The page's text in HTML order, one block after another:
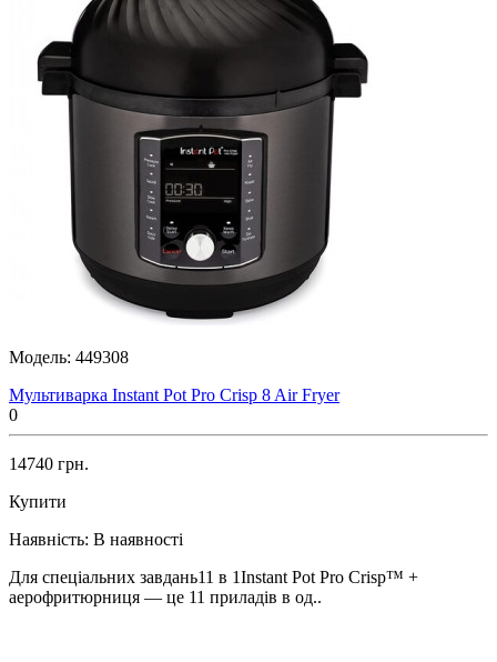
Модель: 449308
Мультиварка Instant Pot Pro Crisp 8 Air Fryer
0
14740 грн.
Купити
Наявність: В наявності
Для спеціальних завдань11 в 1Instant Pot Pro Crisp™ +
аерофритюрниця — це 11 приладів в од..